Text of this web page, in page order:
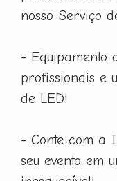
nosso Serviço
- Equipamento
profissionais e
de LED!
- Conte com a
seu evento em